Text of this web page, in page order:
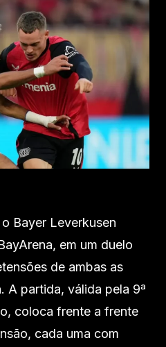
Bayer Leverkusen
em um duelo
de ambas as
A partida, válida pela 9ª
coloca frente a frente
cada uma com